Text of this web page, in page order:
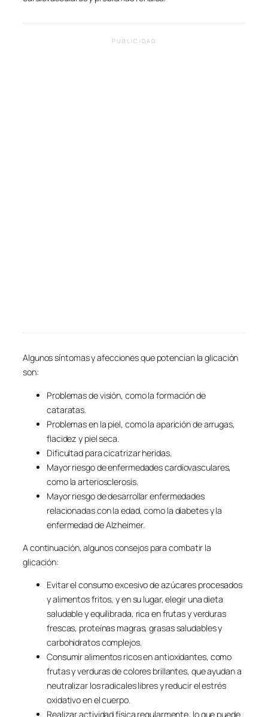
PUBLICIDAD
Algunos síntomas y afecciones que potencian la glicación
son:
Problemas de visión, como la formación de
cataratas.
Problemas en la piel, como la aparición de arrugas,
flacidez y piel seca.
Dificultad para cicatrizar heridas.
Mayor riesgo de enfermedades cardiovasculares,
como la arteriosclerosis.
Mayor riesgo de desarrollar enfermedades
relacionadas con la edad, como la diabetes y la
enfermedad de Alzheimer.
A continuación, algunos consejos para combatir la
glicación:
Evitar el consumo excesivo de azúcares procesados
y alimentos fritos, y en su lugar, elegir una dieta
saludable y equilibrada, rica en frutas y verduras
frescas, proteínas magras, grasas saludables y
carbohidratos complejos.
Consumir alimentos ricos en antioxidantes, como
frutas y verduras de colores brillantes, que ayudan a
neutralizar los radicales libres y reducir el estrés
oxidativo en el cuerpo.
Realizar actividad física regularmente, lo que puede